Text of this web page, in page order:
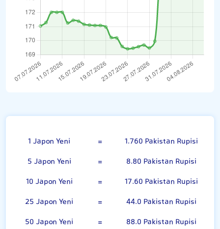
1 Japon Yeni =
1.760 Pakistan Rupisi
5 Japon Yeni
=
8.80 Pakistan Rupisi
10 Japon Yeni
=
17.60 Pakistan Rupisi
25 Japon Yeni
=
44.0 Pakistan Rupisi
50 Japon Yeni
=
88.0 Pakistan Rupisi